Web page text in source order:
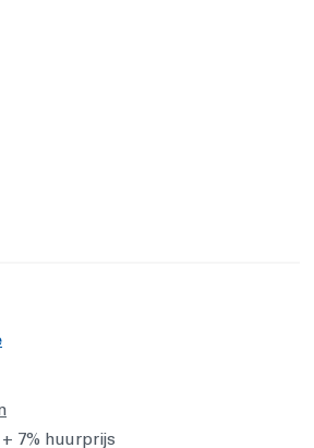
7% huurprijs